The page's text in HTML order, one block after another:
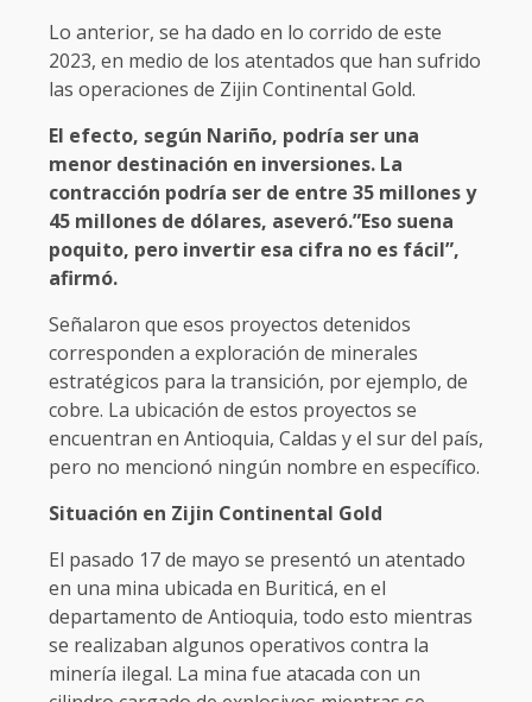
Lo anterior, se ha dado en lo corrido de este
2023, en medio de los atentados que han sufrido
las operaciones de Zijin Continental Gold.
El efecto, según Nariño, podría ser una
menor destinación en inversiones. La
contracción podría ser de entre 35 millones y
45 millones de dólares, aseveró.”Eso suena
poquito, pero invertir esa cifra no es fácil”,
afirmó.
Señalaron que esos proyectos detenidos
corresponden a exploración de minerales
estratégicos para la transición, por ejemplo, de
cobre. La ubicación de estos proyectos se
encuentran en Antioquia, Caldas y el sur del país,
pero no mencionó ningún nombre en específico.
Situación en Zijin Continental Gold
El pasado 17 de mayo se presentó un atentado
en una mina ubicada en Buriticá, en el
departamento de Antioquia, todo esto mientras
se realizaban algunos operativos contra la
minería ilegal. La mina fue atacada con un